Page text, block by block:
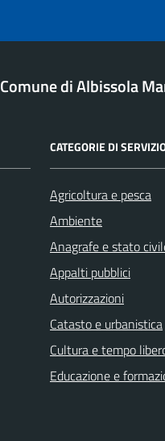
Comune di Albissola
CATEGORIE DI
Agricoltura e pesca
Ambiente
Anagrafe e stato
Appalti pubblici
Autorizzazioni
Catasto e urbanistica
Cultura e tempo
Educazione e